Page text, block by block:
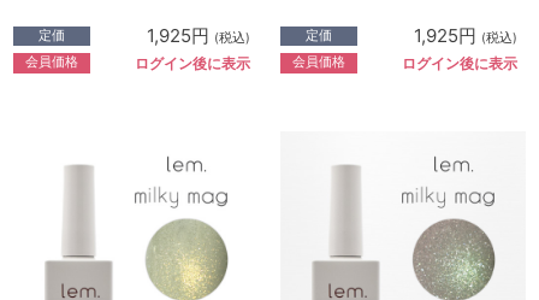
定価 1,925円 (税込)
会員価格 ログイン後に表示
定価 1,925円 (税込)
会員価格 ログイン後に表示